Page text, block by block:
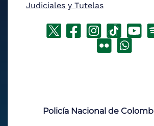
Judiciales y Tutelas
Policía Nacional de